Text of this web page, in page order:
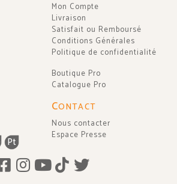
Pt
Mon Compte
Livraison
Satisfait ou Remboursé
Conditions Générales
Politique de confidentialité
Boutique Pro
Catalogue Pro
CONTACT
Nous contacter
Espace Presse